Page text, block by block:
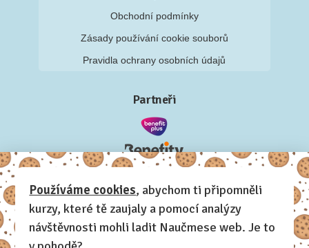
Obchodní podmínky
Zásady používání cookie souborů
Pravidla ochrany osobních údajů
Partneři
Používáme cookies, abychom ti připomněli
kurzy, které tě zaujaly a pomocí analýzy
návštěvnosti mohli ladit Naučmese web. Je to